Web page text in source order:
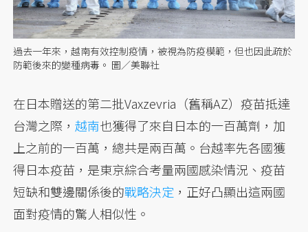
過去一年來，越南有效控制疫情，被視為防疫模範，但也因此疏於
防範後來的變種病毒。 圖／美聯社
在日本贈送的第二批Vaxzevria（舊稱AZ）疫苗抵達
台灣之際，越南也獲得了來自日本的一百萬劑，加
上之前的一百萬，總共是兩百萬。台越率先各國獲
得日本疫苗，是東京綜合考量兩國感染情況、疫苗
短缺和雙邊關係後的戰略決定 ，正好凸顯出這兩國
面對疫情的驚人相似性。